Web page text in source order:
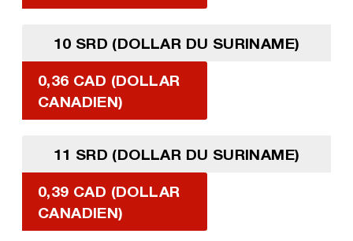
10 SRD (DOLLAR DU SURINAME)
0,36 CAD (DOLLAR
CANADIEN)
11 SRD (DOLLAR DU SURINAME)
0,39 CAD (DOLLAR
CANADIEN)